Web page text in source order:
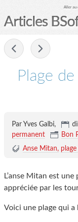
Aller au
Articles
Plage
Par Yves Galbi,
permanent
Bon
Anse Mitan
L’anse Mitan est
appréciée par les
Voici une plage qui a